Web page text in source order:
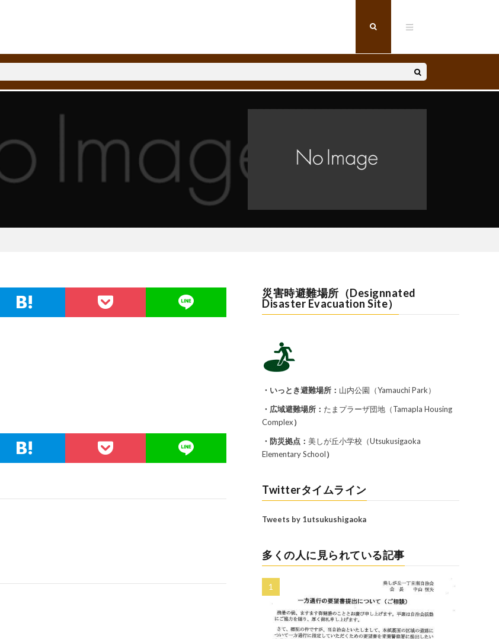
災害時避難場所（Designnated
Disaster Evacuation Site）
・いっとき避難場所： 山内公園（Yamauchi Park）
・広域避難場所： たまプラーザ団地（Tamapla Housing
Complex）
・防災拠点：美しが丘小学校（Utsukusigaoka
Elementary School）
Twitterタイムライン
Tweets by 1utsukushigaoka
多くの人に見られている記事